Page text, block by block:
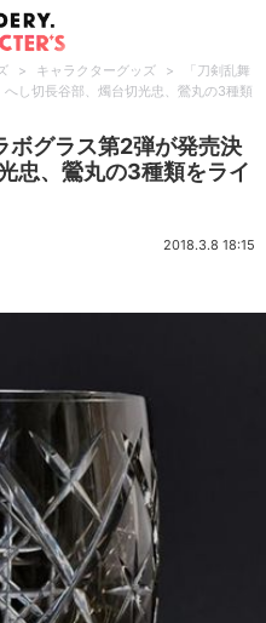
> キャラクターグッズ >
「刀剣乱舞
し切長谷部、燭台切光忠、鶯丸の3種類
ボグラス第2弾が発売決
忠、鶯丸の3種類をライ
2018.3.8 18:15